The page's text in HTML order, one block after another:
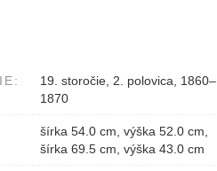
19. storočie, 2. polovica, 1860–
1870
šírka 54.0 cm, výška 52.0 cm,
šírka 69.5 cm, výška 43.0 cm